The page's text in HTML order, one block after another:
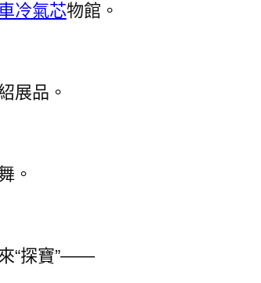
冷氣芯物館。
展品。
。
“探寶”——